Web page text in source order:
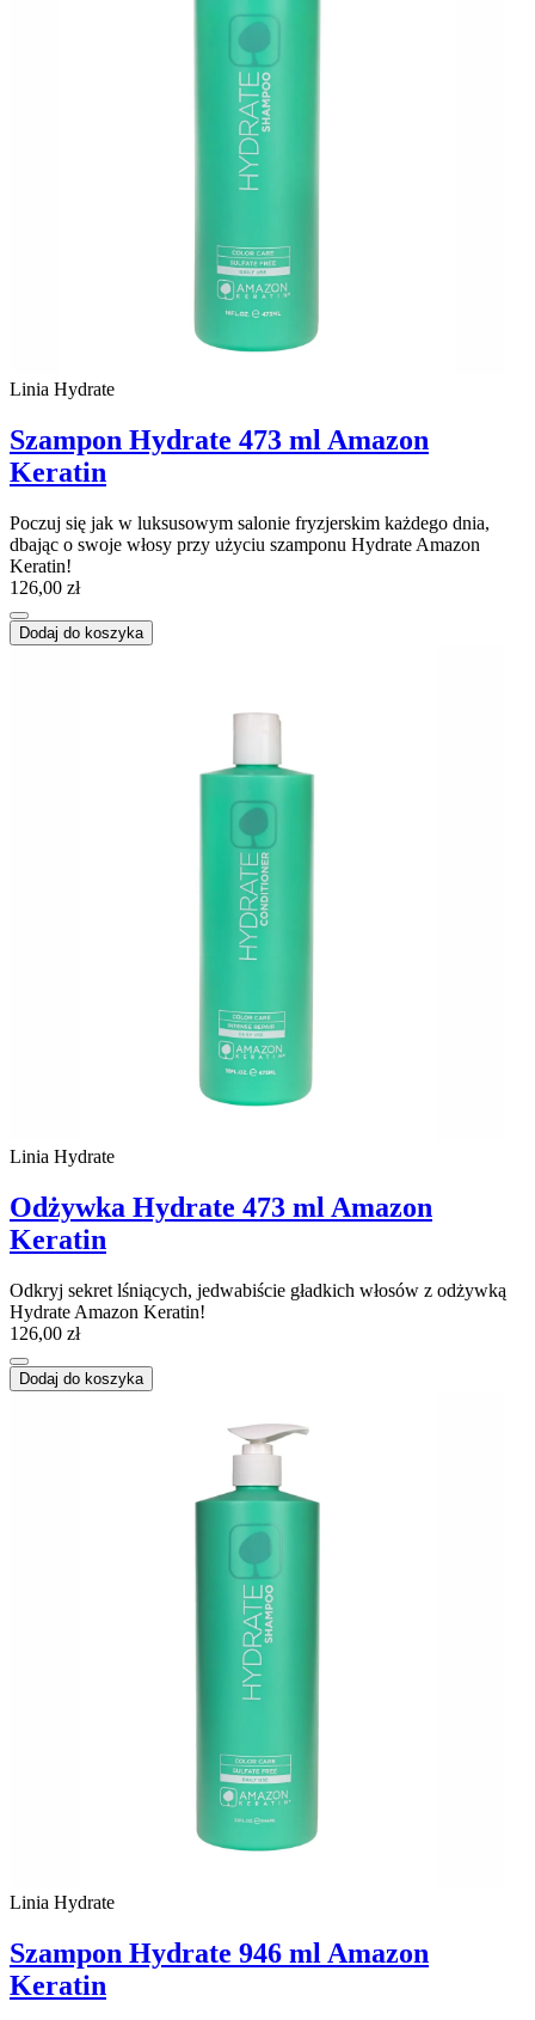
Linia Hydrate
Szampon Hydrate 473 ml Amazon
Keratin
Poczuj się jak w luksusowym salonie fryzjerskim każdego dnia,
dbając o swoje włosy przy użyciu szamponu Hydrate Amazon
Keratin!
126,00 zł
Dodaj do koszyka
Linia Hydrate
Odżywka Hydrate 473 ml Amazon
Keratin
Odkryj sekret lśniących, jedwabiście gładkich włosów z odżywką
Hydrate Amazon Keratin!
126,00 zł
Dodaj do koszyka
Linia Hydrate
Szampon Hydrate 946 ml Amazon
Keratin